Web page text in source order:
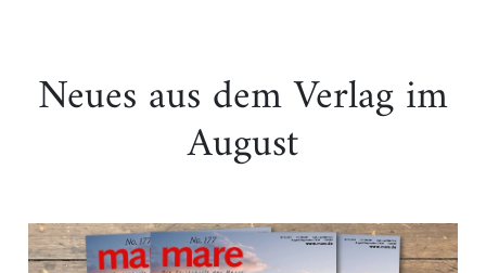
Neues aus dem Verlag im
August